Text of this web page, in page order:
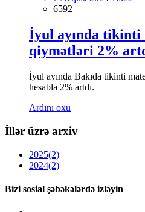
6592
İyul ayında tikinti
qiymətləri 2%
İyul ayında Bakıda tikinti
hesabla 2% artdı.
Ardını oxu
İllər üzrə arxiv
2025(2)
2024(2)
Bizi sosial şəbəkələrdə izləyin